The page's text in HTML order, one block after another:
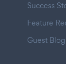
Success
Feature
Guest